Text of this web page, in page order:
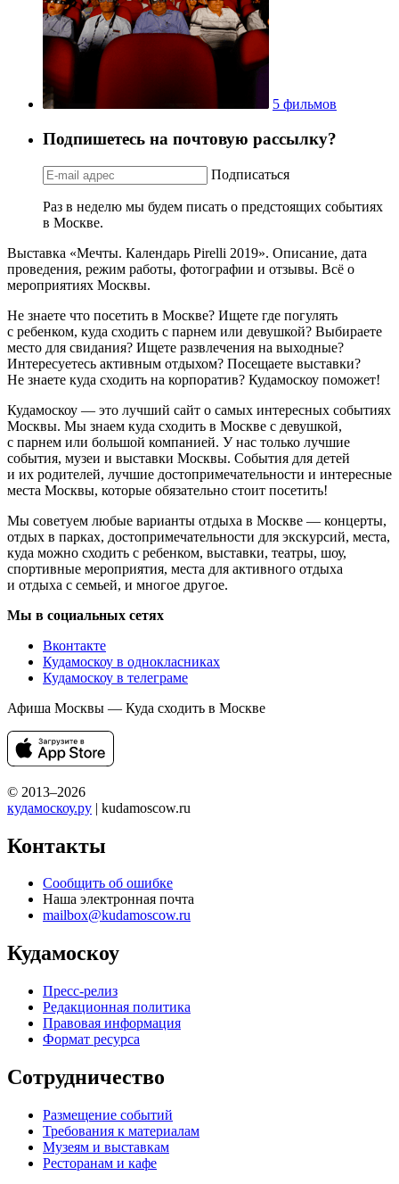
5 фильмов
Подпишетесь на почтовую рассылку?
Подписаться
Раз в неделю мы будем писать о предстоящих событиях
в Москве.
Выставка «Мечты. Календарь Pirelli 2019». Описание, дата
проведения, режим работы, фотографии и отзывы. Всё о
мероприятиях Москвы.
Не знаете что посетить в Москве? Ищете где погулять
с ребенком, куда сходить с парнем или девушкой? Выбираете
место для свидания? Ищете развлечения на выходные?
Интересуетесь активным отдыхом? Посещаете выставки?
Не знаете куда сходить на корпоратив? Кудамоскоу поможет!
Кудамоскоу — это лучший сайт о самых интересных событиях
Москвы. Мы знаем куда сходить в Москве с девушкой,
с парнем или большой компанией. У нас только лучшие
события, музеи и выставки Москвы. События для детей
и их родителей, лучшие достопримечательности и интересные
места Москвы, которые обязательно стоит посетить!
Мы советуем любые варианты отдыха в Москве — концерты,
отдых в парках, достопримечательности для экскурсий, места,
куда можно сходить с ребенком, выставки, театры, шоу,
спортивные мероприятия, места для активного отдыха
и отдыха с семьей, и многое другое.
Мы в социальных сетях
Вконтакте
Кудамоскоу в однокласниках
Кудамоскоу в телеграме
Афиша Москвы — Куда сходить в Москве
© 2013–2026
кудамоскоу.ру | kudamoscow.ru
Контакты
Сообщить об ошибке
Наша электронная почта
mailbox@kudamoscow.ru
Кудамоскоу
Пресс-релиз
Редакционная политика
Правовая информация
Формат ресурса
Сотрудничество
Размещение событий
Требования к материалам
Музеям и выставкам
Ресторанам и кафе